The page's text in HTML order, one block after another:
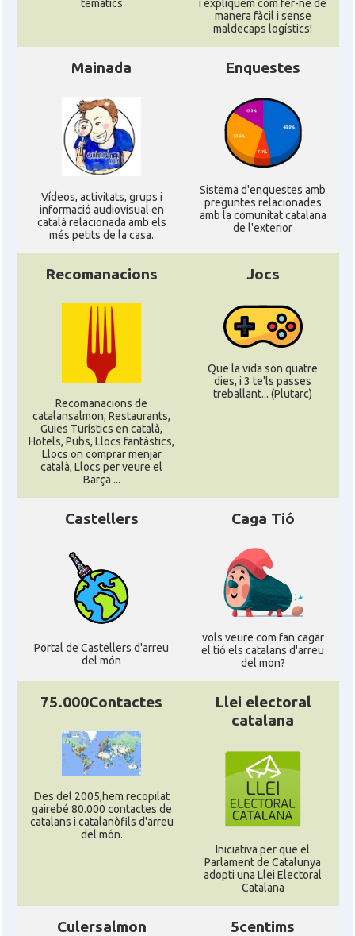
temàtics
i expliquem com fer-ne de
manera fàcil i sense
maldecaps logí­stics!
Mainada
Ví­deos, activitats, grups i
informació audiovisual en
català relacionada amb els
més petits de la casa.
Enquestes
Sistema d'enquestes amb
preguntes relacionades
amb la comunitat catalana
de l'exterior
Recomanacions
Recomanacions de
catalansalmon; Restaurants,
Guies Turístics en català,
Hotels, Pubs, Llocs fantàstics,
Llocs on comprar menjar
català, Llocs per veure el
Barça ...
Jocs
Que la vida son quatre
dies, i 3 te'ls passes
treballant... (Plutarc)
Castellers
Portal de Castellers d'arreu
del món
Caga Tió
vols veure com fan cagar
el tió els catalans d'arreu
del mon?
75.000Contactes
Des del 2005,hem recopilat
gairebé 80.000 contactes de
catalans i catalanòfils d'arreu
del món.
Llei electoral
catalana
Iniciativa per que el
Parlament de Catalunya
adopti una Llei Electoral
Catalana
Culersalmon 5centims